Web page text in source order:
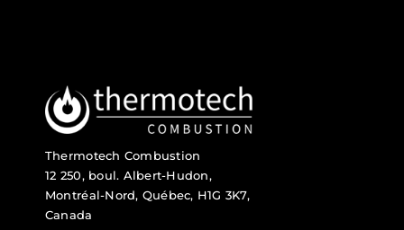
Thermotech Combustion
12 250, boul. Albert-Hudon,
Montréal-Nord, Québec, H1G 3K7,
Canada